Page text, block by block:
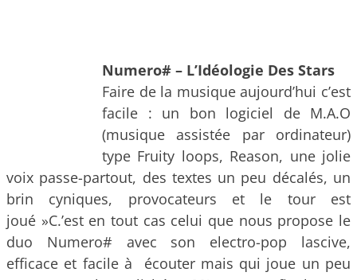
Numero# – L’Idéologie Des Stars
Faire de la musique aujourd’hui c’est
facile : un bon logiciel de M.A.O
(musique assistée par ordinateur)
type Fruity loops, Reason, une jolie
voix passe-partout, des textes un peu décalés, un
brin cyniques, provocateurs et le tour est
joué »C.’est en tout cas celui que nous propose le
duo Numero# avec son electro-pop lascive,
efficace et facile à écouter mais qui joue un peu